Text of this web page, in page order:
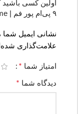
اولین کسی باشید
۹ پی‌ام پور فم | Afnan 9pm pour Femme”
نشانی ایمیل
علامت‌گذاری
امتیاز شما *
دیدگاه شما *